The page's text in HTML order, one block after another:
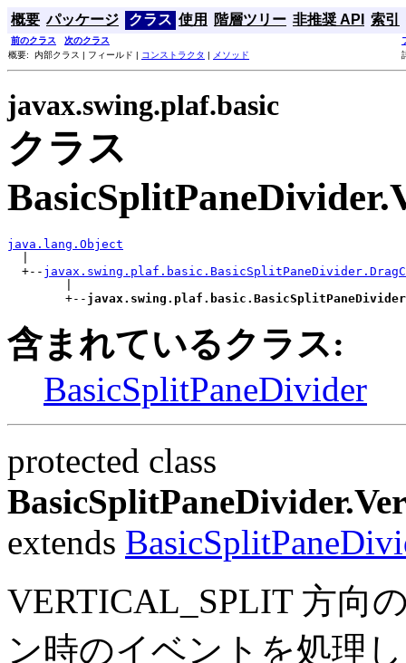
概要 パッケージ クラス 使用 階層ツリー 非推奨 API 索引
前のクラス 次のクラス
概要: 内部クラス | フィールド | コンストラクタ | メソッド
javax.swing.plaf.basic
クラス
java.lang.Object
  +--
        +--
含まれているクラス:
BasicSplitPaneDivider
protected class
extends
VERTICAL_SPLIT 方向
ン時のイベントを処理